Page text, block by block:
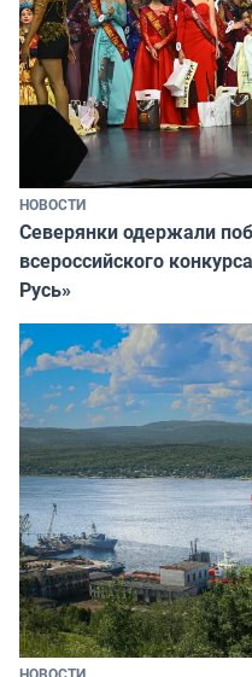
НОВОСТИ
Северянки одержали
всероссийского
Русь»
НОВОСТИ